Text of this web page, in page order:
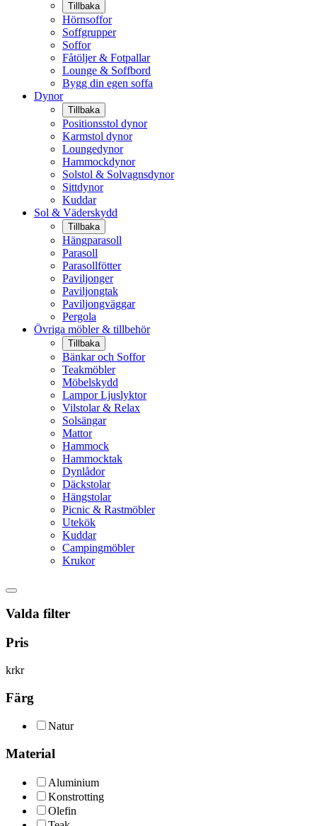
Tillbaka
Hörnsoffor
Soffgrupper
Soffor
Fåtöljer & Fotpallar
Lounge & Soffbord
Bygg din egen soffa
Dynor
Tillbaka
Positionsstol dynor
Karmstol dynor
Loungedynor
Hammockdynor
Solstol & Solvagnsdynor
Sittdynor
Kuddar
Sol & Väderskydd
Tillbaka
Hängparasoll
Parasoll
Parasollfötter
Paviljonger
Paviljongtak
Paviljongväggar
Pergola
Övriga möbler & tillbehör
Tillbaka
Bänkar och Soffor
Teakmöbler
Möbelskydd
Lampor Ljuslyktor
Vilstolar & Relax
Solsängar
Mattor
Hammock
Hammocktak
Dynlådor
Däckstolar
Hängstolar
Picnic & Rastmöbler
Utekök
Kuddar
Campingmöbler
Krukor
Valda filter
Pris
krkr
Färg
Natur
Material
Aluminium
Konstrotting
Olefin